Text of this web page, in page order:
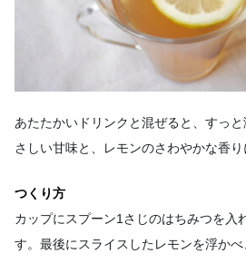
あたたかいドリンクと混ぜると、すっ
さしい甘味と、レモンのさわやかな香り
つくり方
カップにスプーン1さじのはちみつを入
す。最後にスライスしたレモンを浮かべ